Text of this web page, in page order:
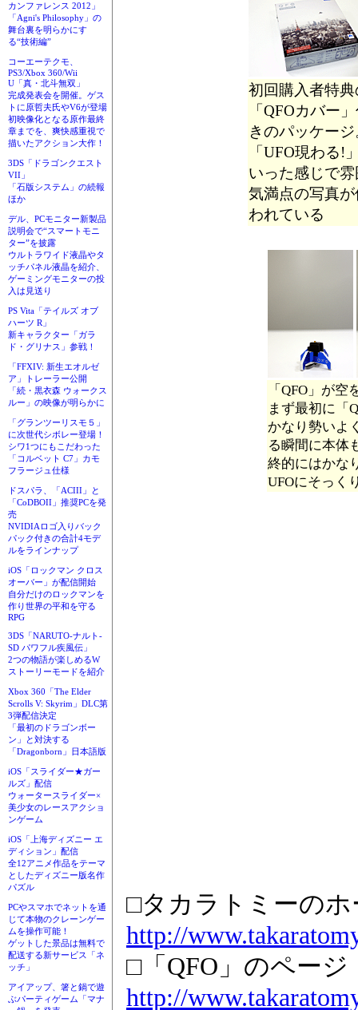
カンファレンス 2012」
「Agni's Philosophy」の
舞台裏を明らかにす
る“技術編”
コーエーテクモ、
PS3/Xbox 360/Wii
U「真・北斗無双」
完成発表会を開催。ゲス
トに原哲夫氏やV6が登場
初映像化となる原作最終
章までを、爽快感重視で
描いたアクション大作！
3DS「ドラゴンクエスト
VII」
「石版システム」の続報
ほか
デル、PCモニター新製品
説明会で“スマートモニ
ター”を披露
ウルトラワイド液晶やタ
ッチパネル液晶を紹介、
ゲーミングモニターの投
入は見送り
PS Vita「テイルズ オブ
ハーツ R」
新キャラクター「ガラ
ド・グリナス」参戦！
「FFXIV: 新生エオルゼ
ア」トレーラー公開
「続・黒衣森 ウォークス
ルー」の映像が明らかに
「グランツーリスモ５」
に次世代シボレー登場！
シワ1つにもこだわった
「コルベット C7」カモ
フラージュ仕様
ドスパラ、「ACIII」と
「CoDBOII」推奨PCを発
売
NVIDIAロゴ入りバック
パック付きの合計4モデ
ルをラインナップ
iOS「ロックマン クロス
オーバー」が配信開始
自分だけのロックマンを
作り世界の平和を守る
RPG
3DS「NARUTO-ナルト-
SD パワフル疾風伝」
2つの物語が楽しめるW
ストーリーモードを紹介
Xbox 360「The Elder
Scrolls V: Skyrim」DLC第
3弾配信決定
「最初のドラゴンボー
ン」と対決する
「Dragonborn」日本語版
iOS「スライダー★ガー
ルズ」配信
ウォータースライダー×
美少女のレースアクショ
ンゲーム
iOS「上海ディズニー エ
ディション」配信
全12アニメ作品をテーマ
としたディズニー版名作
パズル
PCやスマホでネットを通
じて本物のクレーンゲー
ムを操作可能！
ゲットした景品は無料で
配送する新サービス「ネ
ッチ」
アイアップ、箸と鍋で遊
ぶパーティゲーム「マナ
初回購入者特典
「QFOカバー
きのパッケージ
「UFO現わる!
いった感じで雰
気満点の写真が
われている
「QFO」が
まず最初に「
かなり勢いよ
る瞬間に本体
終的にはかな
UFOにそっく
□タカラトミーの
http://
□「QFO」のページ
http://